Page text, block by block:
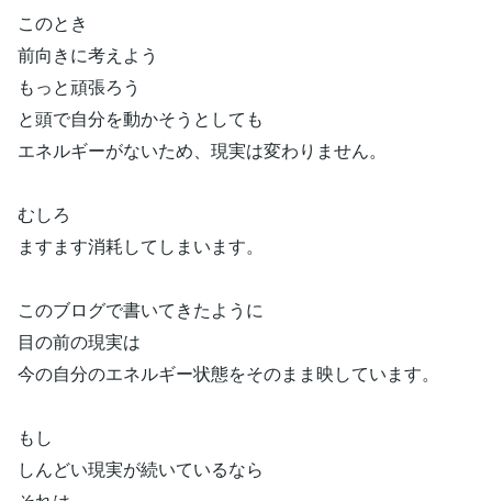
このとき
前向きに考えよう
もっと頑張ろう
と頭で自分を動かそうとしても
エネルギーがないため、現実は変わりません。
むしろ
ますます消耗してしまいます。
このブログで書いてきたように
目の前の現実は
今の自分のエネルギー状態をそのまま映しています。
もし
しんどい現実が続いているなら